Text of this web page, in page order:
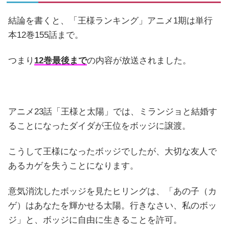
結論を書くと、「王様ランキング」アニメ1期は単行
本12巻155話まで。
つまり 12巻最後までの内容が放送されました。
アニメ23話「王様と太陽」では、ミランジョと結婚す
ることになったダイダが王位をボッジに譲渡。
こうして王様になったボッジでしたが、大切な友人で
あるカゲを失うことになります。
意気消沈したボッジを見たヒリングは、「あの子（カ
ゲ）はあなたを輝かせる太陽。行きなさい、私のボッ
ジ」と、ボッジに自由に生きることを許可。